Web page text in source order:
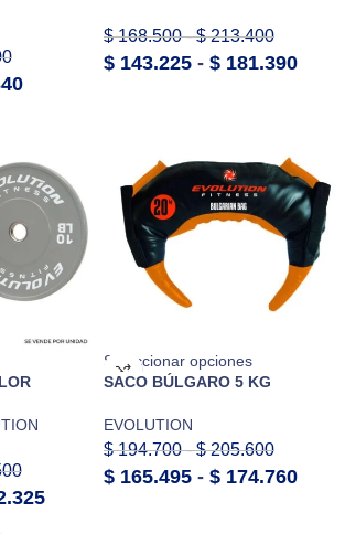
$168.500 - $213.400
$ 143.225 - $ 181.390
Seleccionar opciones
SACO BÚLGARO 5 KG
EVOLUTION
$194.700 - $205.600
$ 165.495 - $ 174.760